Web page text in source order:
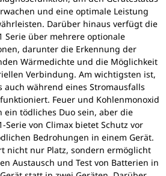
und eine optimale Leistung
Darüber hinaus verfügt die
Serie über mehrere optionale
darunter die Erkennung der
Wärmedichte und die Möglichkeit
Verbindung. Am wichtigsten ist,
auch während eines Stromausfalls
Feuer und Kohlenmonoxid
ein tödliches Duo sein, aber die
Serie von Climax bietet Schutz vor
Bedrohungen in einem Gerät.
nicht nur Platz, sondern ermöglicht
Austausch und Test von Batterien in